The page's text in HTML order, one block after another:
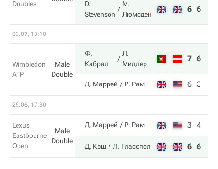
Doubles
D.
Stevenson
М.
Люмсден
6 6
03.07, 13:10
Wimbledon
ATP
Male
Double
Ф.
Кабрал
Л.
Мидлер
7 6
Д. Маррей Р. Рам 6 3
25.06, 17:30
Lexus
Eastbourne
Open
Male
Double
Д. Маррей Р. Рам 3 4
Д. Кэш Л. Гласспол 6 6